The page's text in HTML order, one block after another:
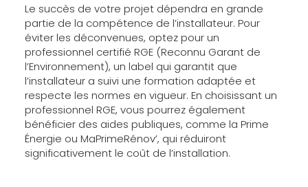
Le succès de votre projet dépendra en grande
partie de la compétence de l’installateur. Pour
éviter les déconvenues, optez pour un
professionnel certifié RGE (Reconnu Garant de
l’Environnement), un label qui garantit que
l’installateur a suivi une formation adaptée et
respecte les normes en vigueur. En choisissant un
professionnel RGE, vous pourrez également
bénéficier des aides publiques, comme la Prime
Énergie ou MaPrimeRénov’, qui réduiront
significativement le coût de l’installation.